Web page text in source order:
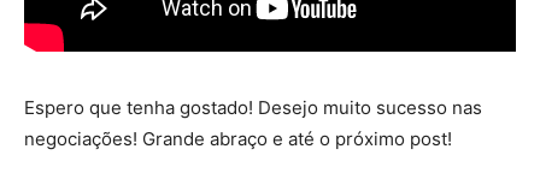
Espero que tenha gostado! Desejo muito sucesso nas
negociações! Grande abraço e até o próximo post!